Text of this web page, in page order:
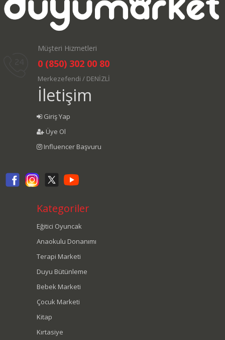
Müşteri Hizmetleri
0 (850) 302 00 80
Merkezefendi / DENİZLİ
İletişim
Giriş Yap
Üye Ol
Influencer Başvuru
Kategoriler
Eğitici Oyuncak
Anaokulu Donanımı
Terapi Marketi
Duyu Bütünleme
Bebek Marketi
Çocuk Marketi
Kitap
Kırtasiye